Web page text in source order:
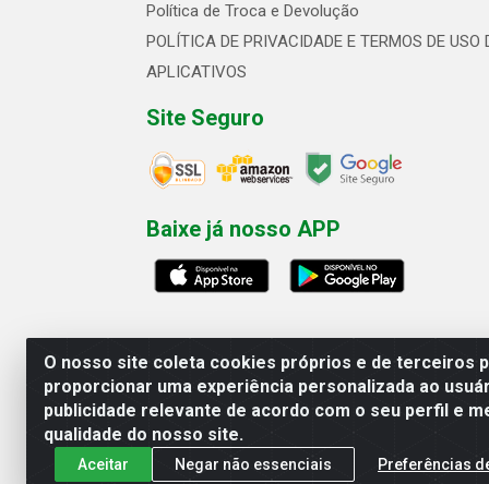
O nosso site coleta cookies próprios e de terceiros
proporcionar uma experiência personalizada ao
publicidade relevante de acordo com o seu perfil e
qualidade do nosso site.
Aceitar Negar não essenciais Preferências
Política de Troca e Devolução
POLÍTICA DE PRIVACIDADE E TERMOS DE USO
APLICATIVOS
Site Seguro
Baixe já nosso APP
Linhavix Distribuidora LTDA -